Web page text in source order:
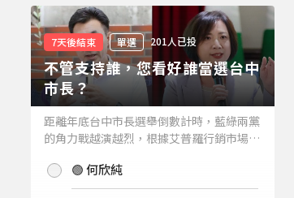
7天後結束 單選 201人已投
不管支持誰，您看好誰當選台中
市長？
距離年底台中市長選舉倒數計時，藍綠兩黨
的角力戰越演越烈，根據艾普羅行銷市場研
(詳情請見下方新聞)。而不管支持誰，您看
好誰當選台中市長？
🟢 何欣純